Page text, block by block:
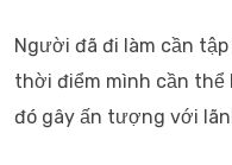
Người đã đi làm cần
thời điểm mình cần
đó gây ấn tượng với